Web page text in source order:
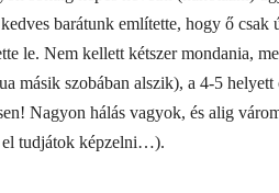
barátunk említette, hogy ő csak
le. Nem kellett kétszer mondania,
másik szobában alszik), a 4-5
Nagyon hálás vagyok, és alig
el tudjátok képzelni…).